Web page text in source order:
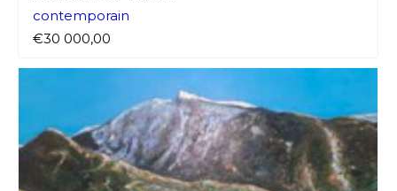
contemporain
€30 000,00